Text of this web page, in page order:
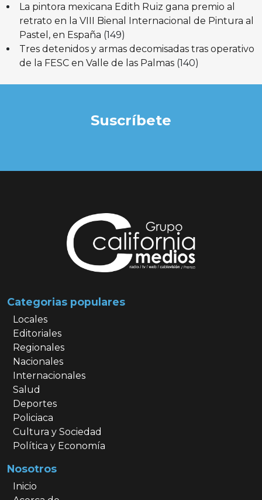
La pintora mexicana Edith Ruiz gana premio al
retrato en la VIII Bienal Internacional de Pintura al
Pastel, en España (149)
Tres detenidos y armas decomisadas tras operativo
de la FESC en Valle de las Palmas (140)
Suscríbete
Categorias populares
Locales
Editoriales
Regionales
Nacionales
Internacionales
Salud
Deportes
Policiaca
Cultura y Sociedad
Política y Economía
Nosotros
Inicio